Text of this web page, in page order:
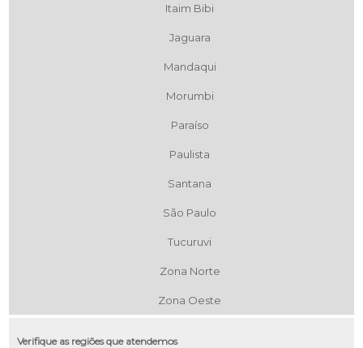
Itaim Bibi
Jaguara
Mandaqui
Morumbi
Paraíso
Paulista
Santana
São Paulo
Tucuruvi
Zona Norte
Zona Oeste
Verifique as regiões que atendemos